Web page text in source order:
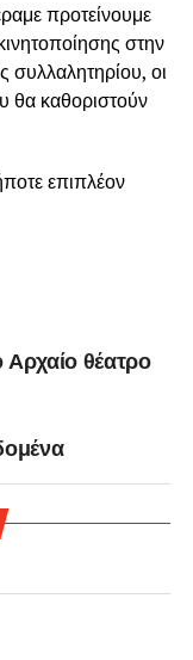
προτείνουμε
στην
οι
θα καθοριστούν
επιπλέον
θέατρο